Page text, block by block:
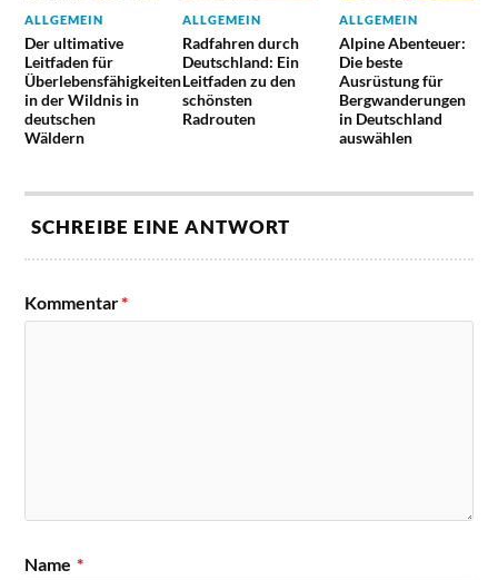
ALLGEMEIN
Der ultimative
Leitfaden für
Überlebensfähigkeiten
in der Wildnis in
deutschen
Wäldern
ALLGEMEIN
Radfahren durch
Deutschland: Ein
Leitfaden zu den
schönsten
Radrouten
ALLGEMEIN
Alpine Abenteuer:
Die beste
Ausrüstung für
Bergwanderungen
in Deutschland
auswählen
SCHREIBE EINE ANTWORT
Kommentar*
Name *